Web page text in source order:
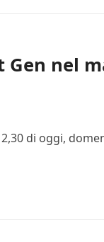
nel
di oggi,